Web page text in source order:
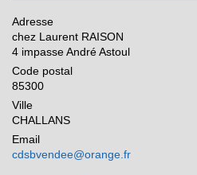
Adresse
chez Laurent RAISON
4 impasse André Astoul
Code postal
85300
Ville
CHALLANS
Email
cdsbvendee@orange.fr